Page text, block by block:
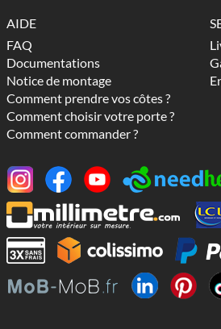
AIDE
FAQ
Documentations
Notice de montage
Comment prendre vos côtes ?
Comment choisir votre porte ?
Comment commander ?